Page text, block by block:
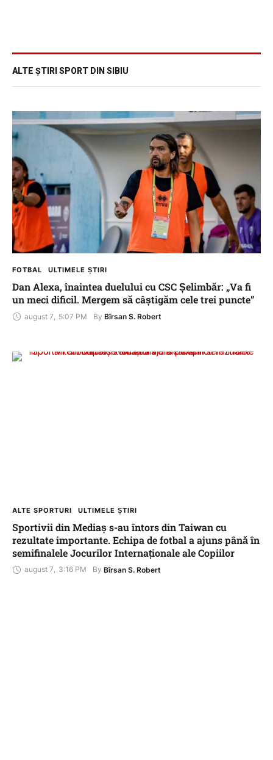
ALTE ȘTIRI SPORT DIN SIBIU
FOTBAL ULTIMELE ȘTIRI
Dan Alexa, înaintea duelului cu CSC Șelimbăr: „Va fi
un meci dificil. Mergem să câștigăm cele trei puncte”
august 7 5:07 PM By Bîrsan S. Robert
ALTE SPORTURI ULTIMELE ȘTIRI
Sportivii din Mediaș s-au întors din Taiwan cu
rezultate importante. Echipa de fotbal a ajuns până în
semifinalele Jocurilor Internaționale ale Copiilor
august 7, 3:16 PM By Bîrsan S. Robert